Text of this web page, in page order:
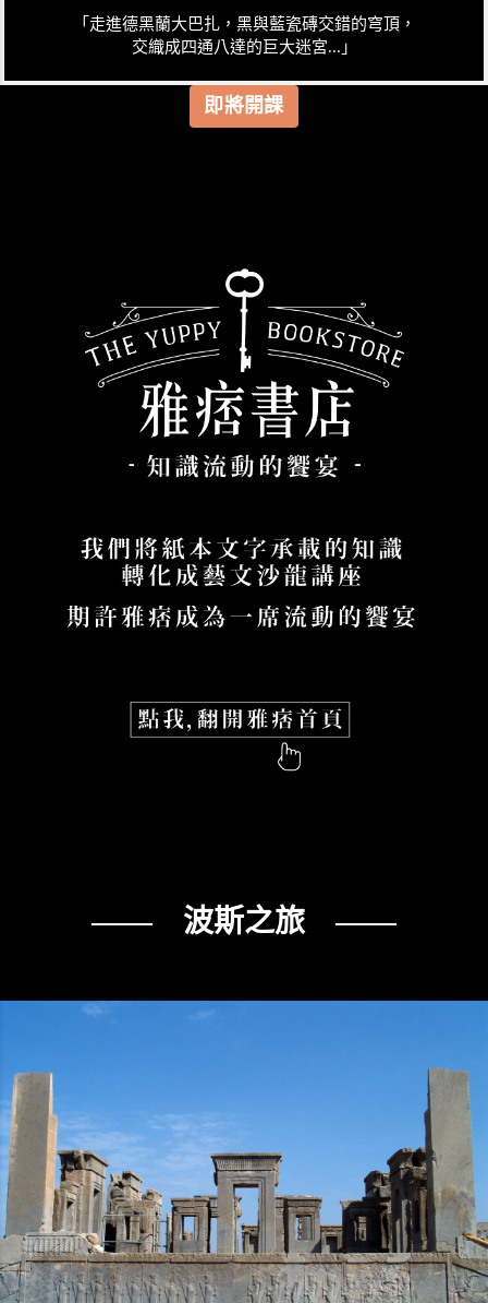
「走進德黑蘭大巴扎，黑與藍瓷磚交錯的穹頂，
交織成四通八達的巨大迷宮...」
即將開課
—— 波斯之旅 ——